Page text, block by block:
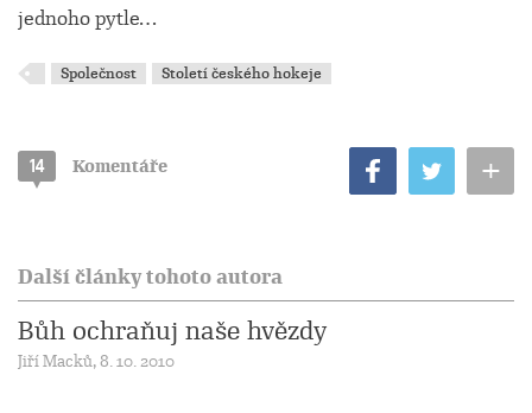
jednoho pytle…
Společnost Století českého hokeje
14 Komentáře +
Další články tohoto autora
Bůh ochraňuj naše hvězdy
Jiří Macků, 8. 10. 2010